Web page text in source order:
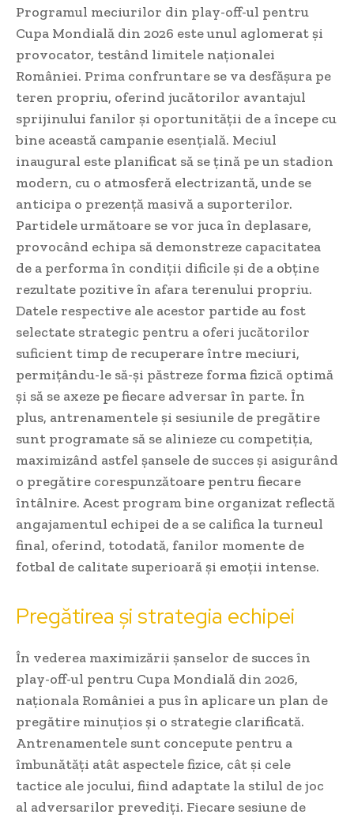
Programul meciurilor din play-off-ul pentru
Cupa Mondială din 2026 este unul aglomerat și
provocator, testând limitele naționalei
României. Prima confruntare se va desfășura pe
teren propriu, oferind jucătorilor avantajul
sprijinului fanilor și oportunității de a începe cu
bine această campanie esențială. Meciul
inaugural este planificat să se țină pe un stadion
modern, cu o atmosferă electrizantă, unde se
anticipa o prezență masivă a suporterilor.
Partidele următoare se vor juca în deplasare,
provocând echipa să demonstreze capacitatea
de a performa în condiții dificile și de a obține
rezultate pozitive în afara terenului propriu.
Datele respective ale acestor partide au fost
selectate strategic pentru a oferi jucătorilor
suficient timp de recuperare între meciuri,
permițându-le să-și păstreze forma fizică optimă
și să se axeze pe fiecare adversar în parte. În
plus, antrenamentele și sesiunile de pregătire
sunt programate să se alinieze cu competiția,
maximizând astfel șansele de succes și asigurând
o pregătire corespunzătoare pentru fiecare
întâlnire. Acest program bine organizat reflectă
angajamentul echipei de a se califica la turneul
final, oferind, totodată, fanilor momente de
fotbal de calitate superioară și emoții intense.
Pregătirea și strategia echipei
În vederea maximizării șanselor de succes în
play-off-ul pentru Cupa Mondială din 2026,
naționala României a pus în aplicare un plan de
pregătire minuțios și o strategie clarificată.
Antrenamentele sunt concepute pentru a
îmbunătăți atât aspectele fizice, cât și cele
tactice ale jocului, fiind adaptate la stilul de joc
al adversarilor prevediți. Fiecare sesiune de